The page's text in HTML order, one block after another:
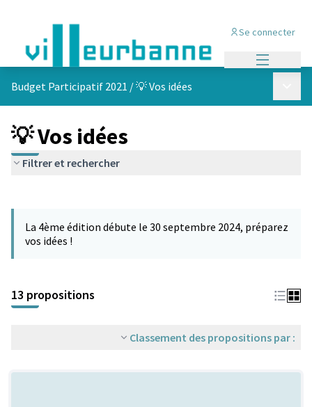
Se connecter
Budget Participatif 2021 /💡 Vos idées
💡 Vos idées
Filtrer et rechercher
La 4ème édition débute le 30 septembre 2024, préparez
vos idées !
13 propositions
Classement des propositions par :